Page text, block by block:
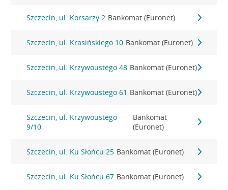
Szczecin, ul. Korsarzy 2 Bankomat (Euronet)
Szczecin, ul. Krasińskiego 10 Bankomat (Euronet)
Szczecin, ul. Krzywoustego 48 Bankomat (Euronet)
Szczecin, ul. Krzywoustego 61 Bankomat (Euronet)
Szczecin, ul. Krzywoustego
9/10
Bankomat
(Euronet)
Szczecin, ul. Ku Słońcu 25 Bankomat (Euronet)
Szczecin, ul. Ku Słońcu 67 Bankomat (Euronet)